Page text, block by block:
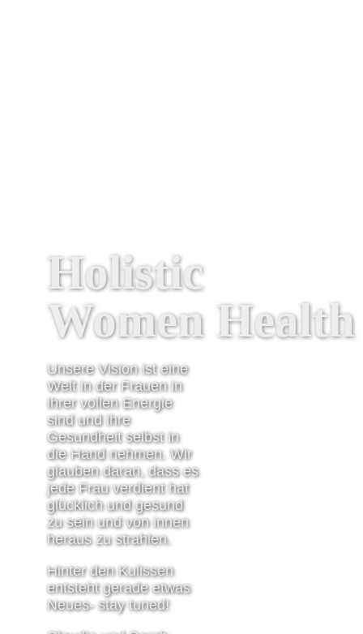
Holistic
Women Health
Unsere Vision ist eine
Welt in der Frauen in
ihrer vollen Energie
sind und ihre
Gesundheit selbst in
die Hand nehmen. Wir
glauben daran, dass es
jede Frau verdient hat
glücklich und gesund
zu sein und von innen
heraus zu strahlen.
Hinter den Kulissen
entsteht gerade etwas
Neues- stay tuned!